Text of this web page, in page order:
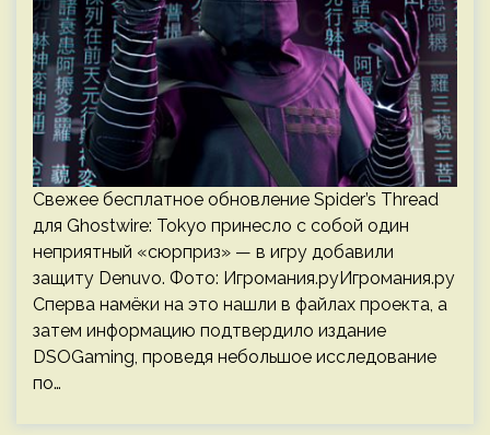
Свежее бесплатное обновление Spider’s Thread
для Ghostwire: Tokyo принесло с собой один
неприятный «сюрприз» — в игру добавили
защиту Denuvo. Фото: Игромания.руИгромания.ру
Сперва намёки на это нашли в файлах проекта, а
затем информацию подтвердило издание
DSOGaming, проведя небольшое исследование
по…